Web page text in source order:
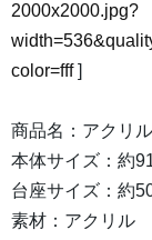
2000x2000.jpg?
color=fff]
商品名：アクリ
本体サイズ：約
台座サイズ：約
素材：アクリル